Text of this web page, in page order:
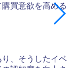
買意欲を高める
、そうしたイベ